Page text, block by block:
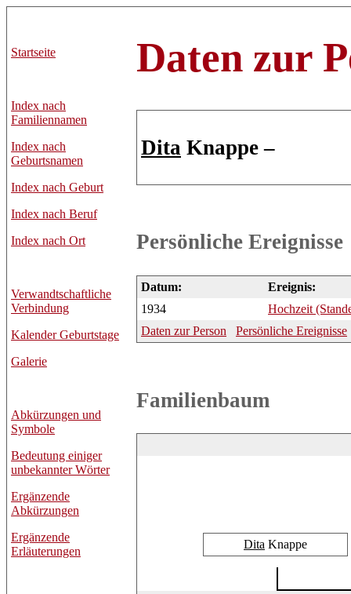
Startseite
Index nach
Familiennamen
Index nach
Geburtsnamen
Index nach Geburt
Index nach Beruf
Index nach Ort
Verwandtschaftliche
Verbindung
Kalender Geburtstage
Galerie
Abkürzungen und
Symbole
Bedeutung einiger
unbekannter Wörter
Ergänzende
Abkürzungen
Ergänzende
Erläuterungen
Daten zur
Dita Knappe –
Persönliche Ereignisse
Datum:
Ereignis:
1934
Hochzeit
Daten zur Person
Persönliche Ereignisse
Familienbaum
Dita Knappe